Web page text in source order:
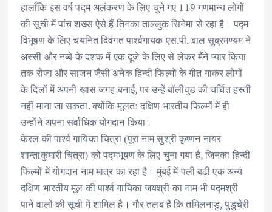
हालाँकि इस वर्ष पद्म अलंकरण के लिए चुने गए 119 गणमान्य लोगों
की सूची में पांच शख्स ऐसे हैं तिनका ताल्लुक सिनेमा से रहा है। पद्म
विभूषण के लिए चयनित दिवंगत पार्श्वगायक एस.पी. बाल सुब्रमण्यम ने
अस्सी और नब्बे के दशक में एक दूजे के लिए से लेकर मैंने प्यार किया
तक रोजा और साजन जैसी अनेक हिन्दी फिल्मों के गीत गाकर लोगों
के दिलों में अपनी ख़ास जगह बनाई, पर उन्हें बॉलीवुड की चर्चित हस्ती
नहीं माना जा सकता. क्योंकि मूलतः दक्षिण भारतीय फिल्मों में ही
उन्होंने अपना सर्वाधिक योगदान किया।
केरल की पार्श्व गायिका चित्रा (पूरा नाम सुश्री कृष्णन नायर
शान्ताकुमारी चित्रा) को पद्मभूषण के लिए चुना गया है, जिनका हिन्दी
फिल्मों में योगदान नाम मात्र का रहा है। मुंबई में पली बढ़ी एक अन्य
दक्षिण भारतीय मूल की पार्श्व गायिका जयश्री का नाम भी पद्मश्री
पाने वालों की सूची में शामिल है। गौर तलब है कि तमिलनाडु, पुडुचेरी